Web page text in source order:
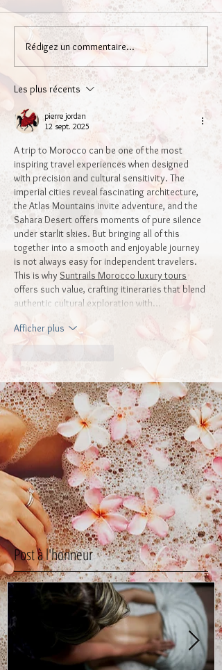
Rédigez un commentaire...
Les plus récents
pierre jordan
12 sept. 2025
A trip to Morocco can be one of the most
inspiring travel experiences when designed
with precision and cultural sensitivity. The
imperial cities reveal fascinating architecture,
the Atlas Mountains invite adventure, and the
Sahara Desert offers moments of pure silence
under starlit skies. But bringing all of this
together into a smooth and enjoyable journey
is not always easy for independent travelers.
This is why Suntrails Morocco luxury tours
offers such value, crafting itineraries that blend
authentic cultural exploration with…
Afficher plus
Post à l'honneur